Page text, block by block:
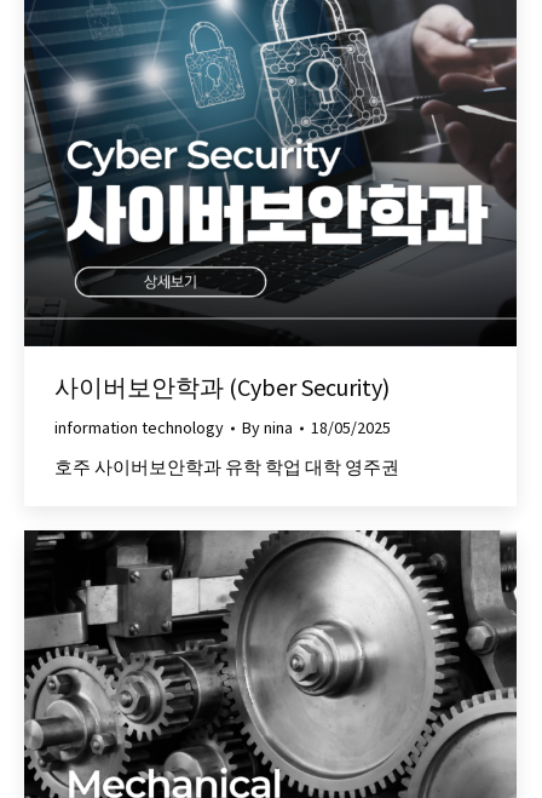
사이버보안학과 (Cyber Security)
information technology Bynina 18/05/2025
호주 사이버보안학과 유학 학업 대학 영주권